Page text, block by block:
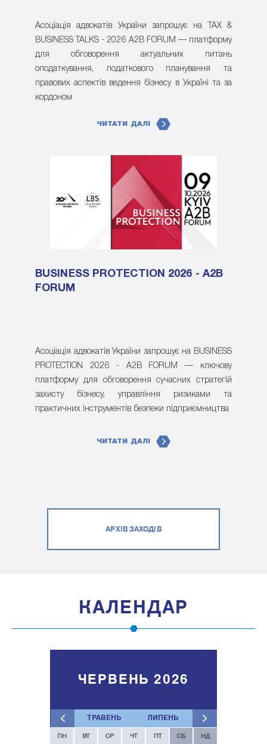
Асоціація адвокатів України запрошує на TAX &
BUSINESS TALKS - 2026 A2B FORUM — платформу
для обговорення актуальних питань
оподаткування, податкового планування та
правових аспектів ведення бізнесу в Україні та за
кордоном
ЧИТАТИ ДАЛІ
BUSINESS PROTECTION 2026 - A2B
FORUM
Асоціація адвокатів України запрошує на BUSINESS
PROTECTION 2026 - A2B FORUM — ключову
платформу для обговорення сучасних стратегій
захисту бізнесу, управління ризиками та
практичних інструментів безпеки підприємництва
ЧИТАТИ ДАЛІ
АРХІВ ЗАХОДІВ
КАЛЕНДАР
ТРАВЕНЬ ЛИПЕНЬ
ЧЕРВЕНЬ 2026
ПН ВТ СР ЧТ ПТ СБ НД